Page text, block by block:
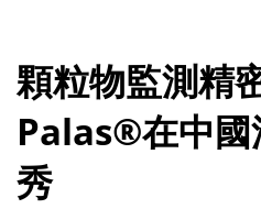
顆粒物監測精
Palas®在中國
秀